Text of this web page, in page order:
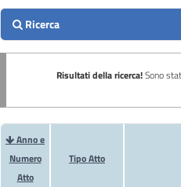
Ricerca
Risultati della ricerca!Sono
Anno e
Numero
Atto
Tipo Atto